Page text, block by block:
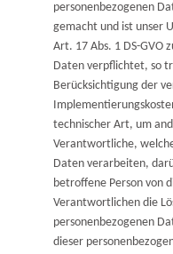
personenbezogenen
gemacht und ist unser
Art. 17 Abs. 1 DS-GVO
Daten verpflichtet, so
Berücksichtigung der
technischer Art, um
Verantwortliche,
Daten verarbeiten,
betroffene Person von
Verantwortlichen die
personenbezogenen
dieser